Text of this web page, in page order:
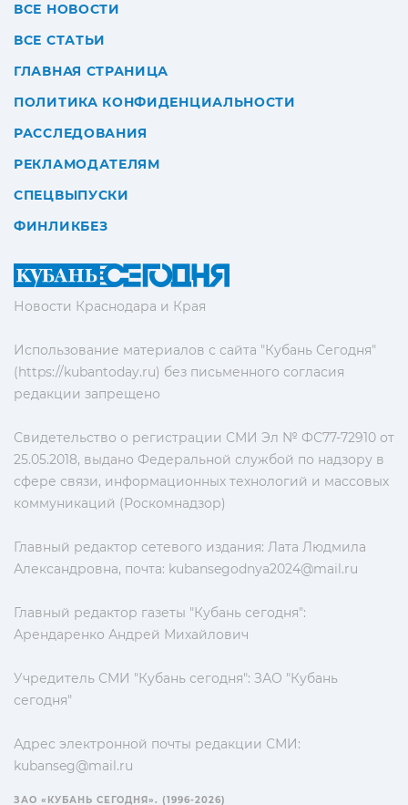
Новости Краснодара и Края
Использование материалов с сайта "Кубань Сегодня"
(https://kubantoday.ru) без письменного согласия
редакции запрещено
Свидетельство о регистрации СМИ Эл № ФС77-72910 от
25.05.2018, выдано Федеральной службой по надзору в
сфере связи, информационных технологий и массовых
коммуникаций (Роскомнадзор)
Главный редактор сетевого издания: Лата Людмила
Александровна, почта: kubansegodnya2024@mail.ru
Главный редактор газеты "Кубань сегодня":
Арендаренко Андрей Михайлович
Учредитель СМИ "Кубань сегодня": ЗАО "Кубань
сегодня"
Адрес электронной почты редакции СМИ:
kubanseg@mail.ru
ВСЕ НОВОСТИ
ВСЕ СТАТЬИ
ГЛАВНАЯ СТРАНИЦА
ПОЛИТИКА КОНФИДЕНЦИАЛЬНОСТИ
РАССЛЕДОВАНИЯ
РЕКЛАМОДАТЕЛЯМ
СПЕЦВЫПУСКИ
ФИНЛИКБЕЗ
ЗАО «КУБАНЬ СЕГОДНЯ». (1996-2026)